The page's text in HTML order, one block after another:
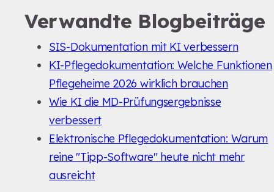
Verwandte Blogbeiträge
SIS-Dokumentation mit KI verbessern
KI-Pflegedokumentation: Welche Funktionen
Pflegeheime 2026 wirklich brauchen
Wie KI die MD-Prüfungsergebnisse
verbessert
Elektronische Pflegedokumentation: Warum
reine "Tipp-Software" heute nicht mehr
ausreicht